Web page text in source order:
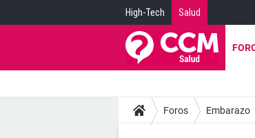
High-Tech Salud
Foros Embarazo